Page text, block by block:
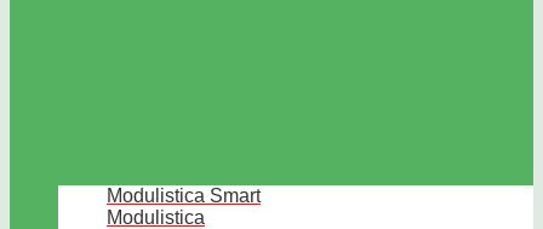
Modulistica Smart
Modulistica